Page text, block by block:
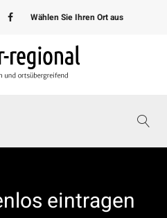
Wählen Sie Ihren Ort aus
eintragen